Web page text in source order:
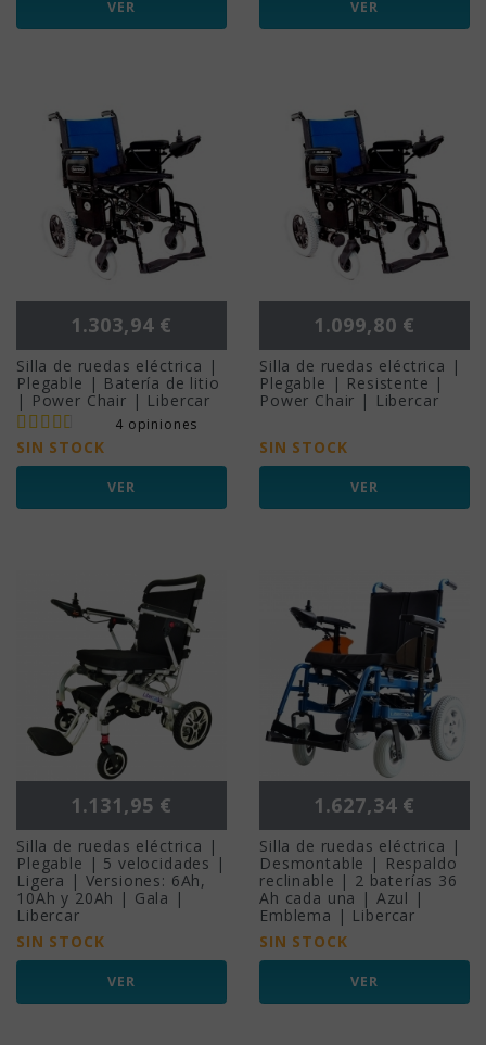
VER VER
Precio
1.303,94 €
Silla de ruedas eléctrica |
Plegable | Batería de litio
| Power Chair | Libercar
4 opiniones
SIN STOCK
VER
Precio
1.099,80 €
Silla de ruedas eléctrica |
Plegable | Resistente |
Power Chair | Libercar
SIN STOCK
VER
Precio
1.131,95 €
Silla de ruedas eléctrica |
Plegable | 5 velocidades |
Ligera | Versiones: 6Ah,
10Ah y 20Ah | Gala |
Libercar
SIN STOCK
VER
Precio
1.627,34 €
Silla de ruedas eléctrica |
Desmontable | Respaldo
reclinable | 2 baterías 36
Ah cada una | Azul |
Emblema | Libercar
SIN STOCK
VER